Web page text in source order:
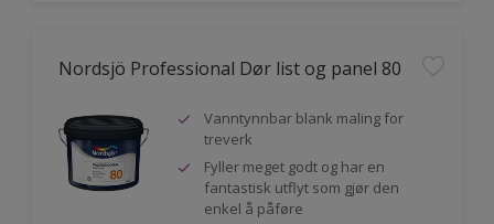
Nordsjö Professional Dør list og panel 80
Vanntynnbar blank maling for
treverk
Fyller meget godt og har en
fantastisk utflyt som gjør den
enkel å påføre